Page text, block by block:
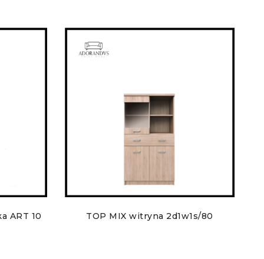
ART 10 TOP MIX witryna 2d1w1s/80